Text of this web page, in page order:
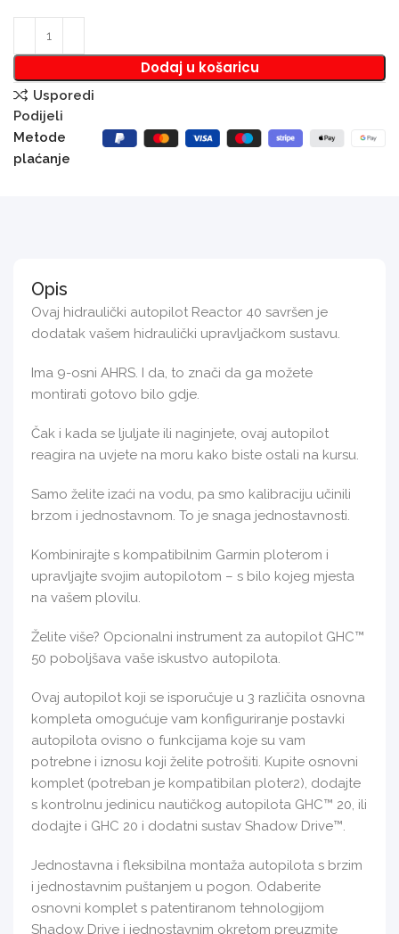
Dodaj u košaricu
Usporedi
Podijeli
Metode
plaćanje
Opis
Ovaj hidraulički autopilot Reactor 40 savršen je
dodatak vašem hidraulički upravljačkom sustavu.
Ima 9-osni AHRS. I da, to znači da ga možete
montirati gotovo bilo gdje.
Čak i kada se ljuljate ili naginjete, ovaj autopilot
reagira na uvjete na moru kako biste ostali na kursu.
Samo želite izaći na vodu, pa smo kalibraciju učinili
brzom i jednostavnom. To je snaga jednostavnosti.
Kombinirajte s kompatibilnim Garmin ploterom i
upravljajte svojim autopilotom – s bilo kojeg mjesta
na vašem plovilu.
Želite više? Opcionalni instrument za autopilot GHC™
50 poboljšava vaše iskustvo autopilota.
Ovaj autopilot koji se isporučuje u 3 različita osnovna
kompleta omogućuje vam konfiguriranje postavki
autopilota ovisno o funkcijama koje su vam
potrebne i iznosu koji želite potrošiti. Kupite osnovni
komplet (potreban je kompatibilan ploter2), dodajte
s kontrolnu jedinicu nautičkog autopilota GHC™ 20, ili
dodajte i GHC 20 i dodatni sustav Shadow Drive™.
Jednostavna i fleksibilna montaža autopilota s brzim
i jednostavnim puštanjem u pogon. Odaberite
osnovni komplet s patentiranom tehnologijom
Shadow Drive i jednostavnim okretom preuzmite